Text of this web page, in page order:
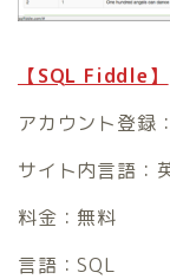
【SQL Fiddle】
アカウント登録
サイト内言語：
料金：無料
言語：SQL